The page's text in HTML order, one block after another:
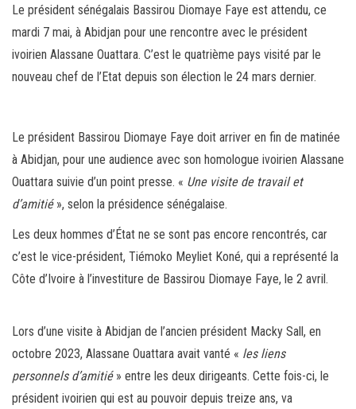
ok er
er
Le président sénégalais Bassirou Diomaye Faye est attendu, ce
mardi 7 mai, à Abidjan pour une rencontre avec le président
ivoirien Alassane Ouattara. C’est le quatrième pays visité par le
nouveau chef de l’Etat depuis son élection le 24 mars dernier.
Le président Bassirou Diomaye Faye doit arriver en fin de matinée
à Abidjan, pour une audience avec son homologue ivoirien Alassane
Ouattara suivie d’un point presse. « Une visite de travail et
d’amitié», selon la présidence sénégalaise.
Les deux hommes d’État ne se sont pas encore rencontrés, car
c’est le vice-président, Tiémoko Meyliet Koné, qui a représenté la
Côte d’Ivoire à l’investiture de Bassirou Diomaye Faye, le 2 avril.
Lors d’une visite à Abidjan de l’ancien président Macky Sall, en
octobre 2023, Alassane Ouattara avait vanté « les liens
personnels d’amitié» entre les deux dirigeants. Cette fois-ci, le
président ivoirien qui est au pouvoir depuis treize ans, va